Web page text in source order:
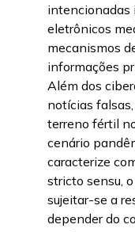
intencionadas
eletrônicos
mecanismos
informações
Além dos
notícias
terreno fértil
cenário
caracterize
stricto sensu,
sujeitar-se a
depender do